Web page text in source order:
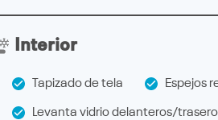
Interior
Tapizado de tela Espejos
Levanta vidrio delanteros/